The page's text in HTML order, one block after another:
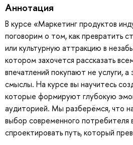
Аннотация
В курсе «Маркетинг продуктов
поговорим о том, как превратить
или культурную аттракцию в
котором захочется рассказать
впечатлений покупают не услуги,
смыслы. На курсе вы научитесь
которые формируют глубокую
аудиторией. Мы разберёмся, что
выбор современного потребителя
спроектировать путь, который